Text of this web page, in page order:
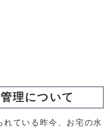
理について
ている昨今、お宅の水